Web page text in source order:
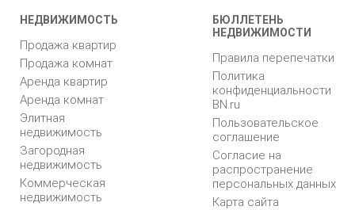
НЕДВИЖИМОСТЬ
Продажа квартир
Продажа комнат
Аренда квартир
Аренда комнат
Элитная
недвижимость
Загородная
недвижимость
Коммерческая
недвижимость
БЮЛЛЕТЕНЬ
НЕДВИЖИМОСТИ
Правила перепечатки
Политика
конфиденциальности
BN.ru
Пользовательское
соглашение
Согласие на
распространение
персональных данных
Карта сайта